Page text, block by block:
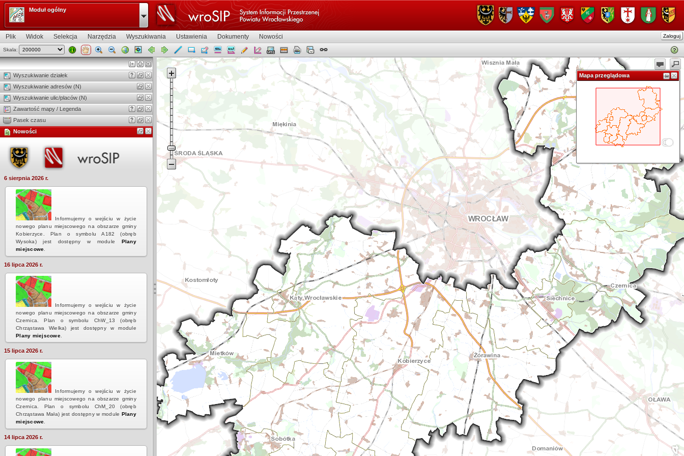
Plik Widok Selekcja Narzędzia Wyszukiwania Ustawienia Dokumenty Nowości
Skala:
Wyszukiwanie działek
Wyszukiwanie adresów (N)
Wyszukiwanie ulic/placów (N)
Zawartość mapy / Legenda
Pasek czasu
Nowości
Widok mapy
Moduł ogólny
Zaloguj
Mapa przeglądowa